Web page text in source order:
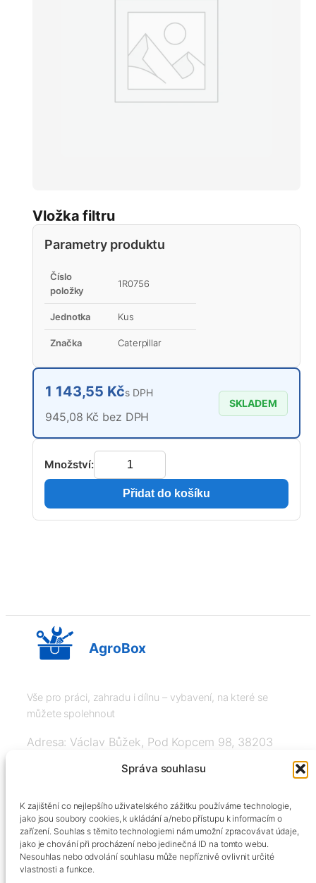
Správa souhlasu
K zajištění co nejlepšího uživatelského zážitku používáme technologie,
jako jsou soubory cookies, k ukládání a/nebo přístupu k informacím o
zařízení. Souhlas s těmito technologiemi nám umožní zpracovávat údaje,
jako je chování při procházení nebo jedinečná ID na tomto webu.
Nesouhlas nebo odvolání souhlasu může nepříznivě ovlivnit určité
vlastnosti a funkce.
Vložka filtru
Parametry produktu
Číslo
položky
1R0756
Jednotka Kus
Značka Caterpillar
1 143,55 Kčs DPH
945,08 Kč bez DPH
SKLADEM
Množství:
Přidat do košíku
AgroBox
Vše pro práci, zahradu i dílnu – vybavení, na které se
můžete spolehnout
Adresa: Václav Bůžek, Pod Kopcem 98, 38203
+420606334248, info@agrobox.cz